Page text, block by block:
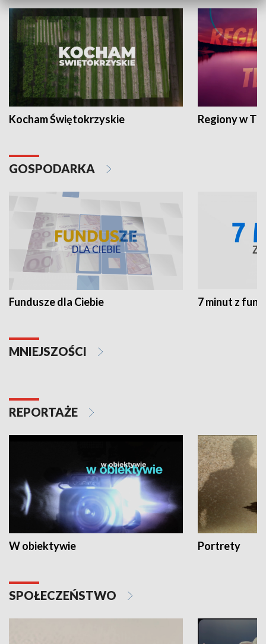
Kocham Świętokrzyskie Regiony w
GOSPODARKA
Fundusze dla Ciebie 7 minut z
MNIEJSZOŚCI
REPORTAŻE
W obiektywie Portrety
SPOŁECZEŃSTWO